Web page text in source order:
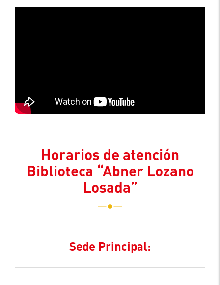
Horarios de atención
Biblioteca “Abner Lozano
Losada”
Sede Principal: